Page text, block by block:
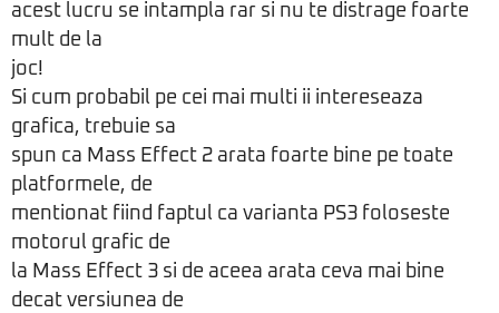
acest lucru se intampla rar si nu te distrage foarte
mult de la
joc!
Si cum probabil pe cei mai multi ii intereseaza
grafica, trebuie sa
spun ca Mass Effect 2 arata foarte bine pe toate
platformele, de
mentionat fiind faptul ca varianta PS3 foloseste
motorul grafic de
la Mass Effect 3 si de aceea arata ceva mai bine
decat versiunea de